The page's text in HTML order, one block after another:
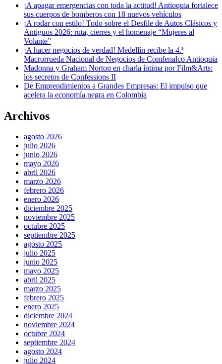
¡A apagar emergencias con toda la actitud! Antioquia fortalece
sus cuerpos de bomberos con 18 nuevos vehículos
¡A rodar con estilo! Todo sobre el Desfile de Autos Clásicos y
Antiguos 2026: ruta, cierres y el homenaje “Mujeres al
Volante”
¡A hacer negocios de verdad! Medellín recibe la 4.ª
Macrorrueda Nacional de Negocios de Comfenalco Antioquia
Madonna y Graham Norton en charla íntima por Film&Arts:
los secretos de Confessions II
De Emprendimientos a Grandes Empresas: El impulso que
acelera la economía negra en Colombia
Archivos
agosto 2026
julio 2026
junio 2026
mayo 2026
abril 2026
marzo 2026
febrero 2026
enero 2026
diciembre 2025
noviembre 2025
octubre 2025
septiembre 2025
agosto 2025
julio 2025
junio 2025
mayo 2025
abril 2025
marzo 2025
febrero 2025
enero 2025
diciembre 2024
noviembre 2024
octubre 2024
septiembre 2024
agosto 2024
julio 2024